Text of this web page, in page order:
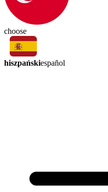
choose
hiszpańskiespañol